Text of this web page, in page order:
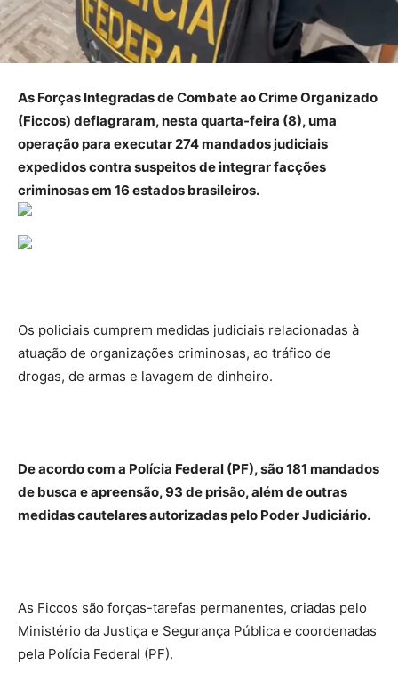
As Forças Integradas de Combate ao Crime Organizado
(Ficcos) deflagraram, nesta quarta-feira (8), uma
operação para executar 274 mandados judiciais
expedidos contra suspeitos de integrar facções
criminosas em 16 estados brasileiros.
Os policiais cumprem medidas judiciais relacionadas à
atuação de organizações criminosas, ao tráfico de
drogas, de armas e lavagem de dinheiro.
De acordo com a Polícia Federal (PF), são 181 mandados
de busca e apreensão, 93 de prisão, além de outras
medidas cautelares autorizadas pelo Poder Judiciário.
As Ficcos são forças-tarefas permanentes, criadas pelo
Ministério da Justiça e Segurança Pública e coordenadas
pela Polícia Federal (PF).